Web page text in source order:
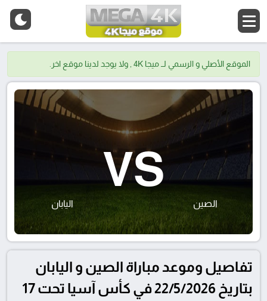
الموقع الأصلي و الرسمي لــ ميجا 4K , ولا يوجد لدينا موقع اخر.
الصين
VS
اليابان
تفاصيل وموعد مباراة الصين و اليابان
بتاريخ 22/5/2026 في كأس آسيا تحت 17